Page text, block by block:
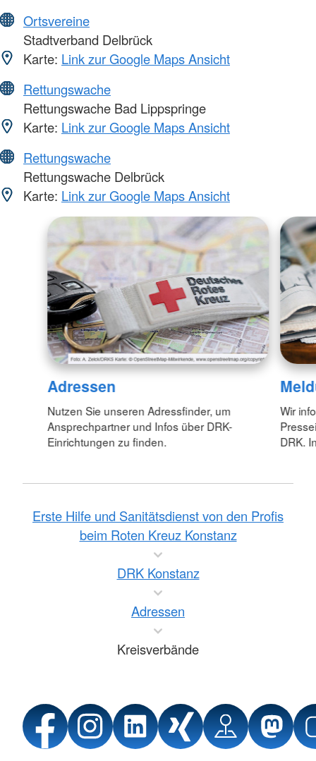
Ortsvereine
Stadtverband Delbrück
Karte: Link zur Google Maps Ansicht
Rettungswache
Rettungswache Bad Lippspringe
Karte: Link zur Google Maps Ansicht
Rettungswache
Rettungswache Delbrück
Karte: Link zur Google Maps Ansicht
Adressen
Nutzen Sie unseren Adressfinder, um
Ansprechpartner und Infos über DRK-
Einrichtungen zu finden.
Wir
DRK.
Erste Hilfe und Sanitätsdienst von den Profis
beim Roten Kreuz Konstanz
DRK Konstanz
Adressen
Kreisverbände